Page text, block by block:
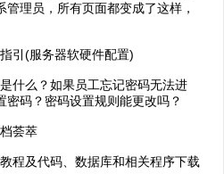
理员，所有页面都变成了这样，
引(服务器软硬件配置)
什么？如果员工忘记密码无法进
密码？密码设置规则能更改吗？
荟萃
程及代码、数据库和相关程序下载